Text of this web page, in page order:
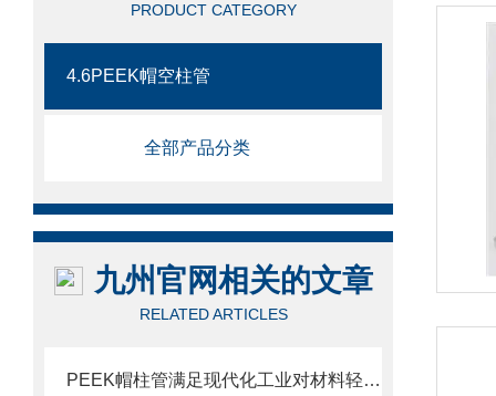
PRODUCT CATEGORY
4.6PEEK帽空柱管
全部产品分类
九州官网相关的文章
RELATED ARTICLES
PEEK帽柱管满足现代化工业对材料轻量化和高可靠性的需求